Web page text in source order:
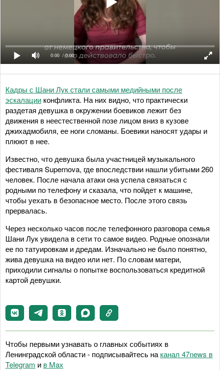
0:00 / 0:00
Кадры с Шани Лук стали самыми медийными после
эскалации конфликта. На них видно, что практически
раздетая девушка в окружении боевиков лежит без
движения в неестественной позе лицом вниз в кузове
джихадмобиля, ее ноги сломаны. Боевики наносят удары и
плюют в нее.
Известно, что девушка была участницей музыкального
фестиваля Supernova, где впоследствии нашли убитыми 260
человек. После начала атаки она успела связаться с
родными по телефону и сказала, что пойдет к машине,
чтобы уехать в безопасное место. После этого связь
прервалась.
Через несколько часов после телефонного разговора семья
Шани Лук увидела в сети то самое видео. Родные опознали
ее по татуировкам и дредам. Изначально не было понятно,
жива девушка на видео или нет. По словам матери,
приходили сигналы о попытке воспользоваться кредитной
картой девушки.
Чтобы первыми узнавать о главных событиях в
Ленинградской области - подписывайтесь на канал 47news в
Telegram и в Maх